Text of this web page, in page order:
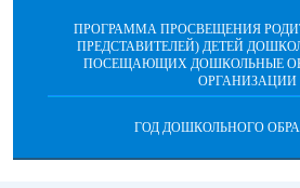
ПРОГРАММА ПРОСВЕЩЕНИЯ
ПРЕДСТАВИТЕЛЕЙ) ДЕТЕЙ
ПОСЕЩАЮЩИХ ДОШКОЛЬНЫЕ
ОРГАНИЗАЦИИ
ГОД ДОШКОЛЬНОГО